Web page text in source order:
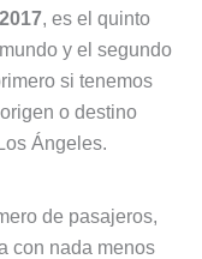
, es el quinto
y el segundo
si tenemos
o destino
Ángeles.
de pasajeros,
con nada menos